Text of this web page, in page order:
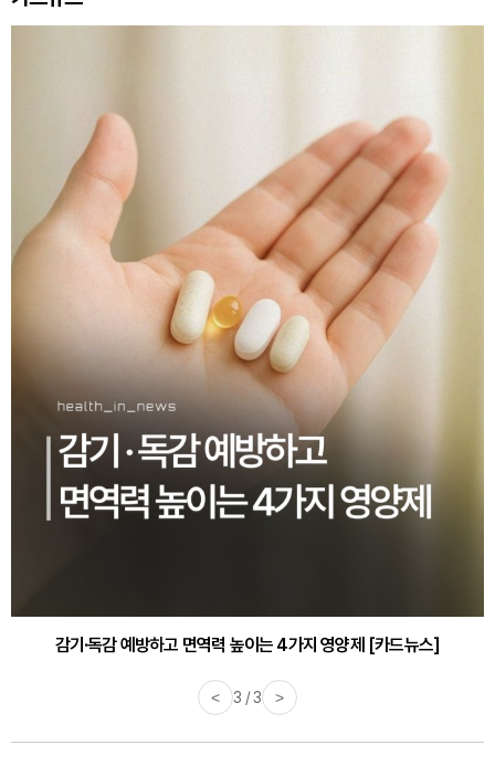
감기·독감 예방하고 면역력 높이는 4가지 영양제 [카드뉴스]
< 3 / 3 >